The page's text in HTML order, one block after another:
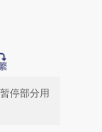
停部分用